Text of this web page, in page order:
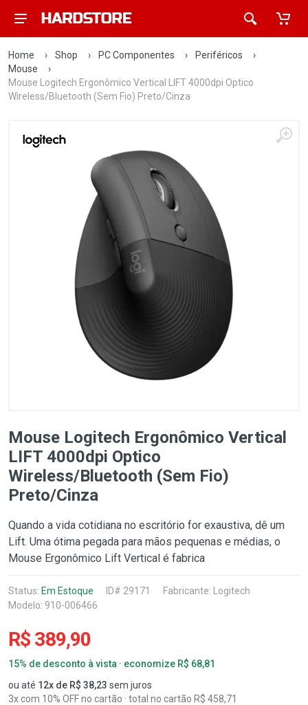
Home › Shop › PC Componentes › Periféricos
›
Mouse
›
Mouse Logitech Ergonômico Vertical LIFT 4000dpi Optico
Wireless/Bluetooth (Sem Fio) Preto/Cinza
Mouse Logitech Ergonômico Vertical
LIFT 4000dpi Optico
Wireless/Bluetooth (Sem Fio)
Preto/Cinza
Quando a vida cotidiana no escritório for exaustiva, dê um
Lift. Uma ótima pegada para mãos pequenas e médias, o
Mouse Ergonômico Lift Vertical é fabrica
Status: Em Estoque ID# 29171 Fabricante:
Logitech
Modelo: 910-006466
R$ 389,90
15% de desconto à vista · economize R$ 68,81
ou até 12x de R$ 38,23 sem juros
3x com 10% OFF no cartão · total no cartão R$ 458,71